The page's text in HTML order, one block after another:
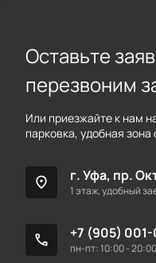
Оставьте
перезвоним
Или приезжайте к нам
парковка, удобная зона
location_on г. Уфа, пр.
1 этаж, удобный
call +7 (905) 001-
пн-пт: 10:00 -